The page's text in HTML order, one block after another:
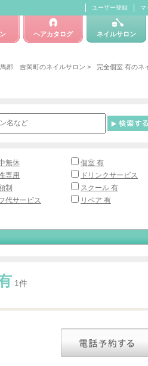
ユーザー登録 マ
ヘアカタログ ネイルサロン
郡 吉岡町のネイルサロン > 完全個室 有のネ
無休
個室 有
専用
ドリンクサービス
制
スクール 有
代サービス リペア 有
1件